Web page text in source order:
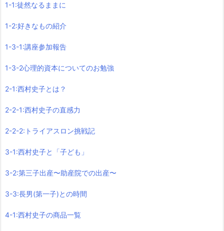
1-1:徒然なるままに
1-2:好きなもの紹介
1-3-1:講座参加報告
1-3-2心理的資本についてのお勉強
2-1:西村史子とは？
2-2-1:西村史子の直感力
2-2-2:トライアスロン挑戦記
3-1:西村史子と「子ども」
3-2:第三子出産〜助産院での出産〜
3-3:長男(第一子)との時間
4-1:西村史子の商品一覧